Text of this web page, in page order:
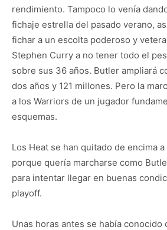
rendimiento. Tampoco lo venía
fichaje estrella del pasado verano,
fichar a un escolta poderoso y
Stephen Curry a no tener todo el
sobre sus 36 años. Butler ampliará
dos años y 121 millones. Pero la
a los Warriors de un jugador
esquemas.
Los Heat se han quitado de encima
porque quería marcharse como
para intentar llegar en buenas
playoff.
Unas horas antes se había conocido